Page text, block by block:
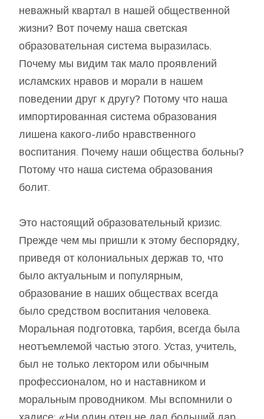
неважный квартал в нашей общественной
жизни? Вот почему наша светская
образовательная система выразилась.
Почему мы видим так мало проявлений
исламских нравов и морали в нашем
поведении друг к другу? Потому что наша
импортированная система образования
лишена какого-либо нравственного
воспитания. Почему наши общества больны?
Потому что наша система образования
болит.
Это настоящий образовательный кризис.
Прежде чем мы пришли к этому беспорядку,
приведя от колониальных держав то, что
было актуальным и популярным,
образование в наших обществах всегда
было средством воспитания человека.
Моральная подготовка, тарбия, всегда была
неотъемлемой частью этого. Устаз, учитель,
был не только лектором или обычным
профессионалом, но и наставником и
моральным проводником. Мы вспомнили о